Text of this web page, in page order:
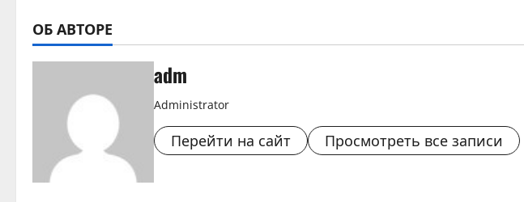
ОБ АВТОРЕ
adm
Administrator
Перейти на сайт Просмотреть все записи